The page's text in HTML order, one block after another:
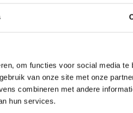
om functies voor social media te
van onze site met onze
combineren met andere
hun services.